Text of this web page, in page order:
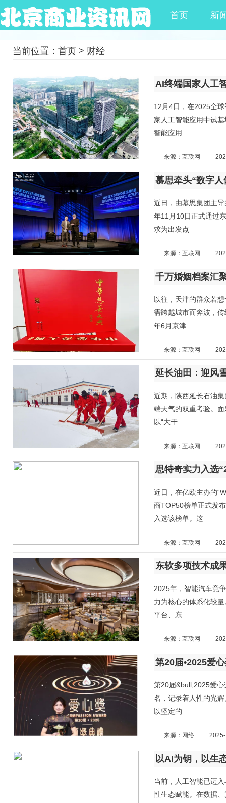
首页 新
当前位置： 首页 > 财经
12月4日，在2025全
家人工智能应用中试
智能应用
来源：互联网
近日，由慕思集团主
年11月10日正式通过
求为出发点
来源：互联网
千万婚姻档案汇
以往，天津的群众若
需跨越城市而奔波，
年6月京津
来源：互联网
延长油田：迎风
近期，陕西延长石油
端天气的双重考验。
以“大干
来源：互联网
近日，在亿欧主办的
商TOP50榜单正式发
入选该榜单。这
来源：互联网
东软多项技术成
2025年，智能汽车竞
力为核心的体系化较
平台、东
来源：互联网
第20届•2025爱
第20届&bull;2025爱
名，记录着人性的光
以坚定的
来源：网络
以AI为钥，以生
当前，人工智能已迈
性生态赋能。在数据